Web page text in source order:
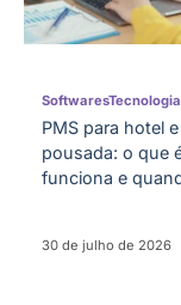
SoftwaresTecnologia
PMS para hotel e
pousada: o que
funciona e
30 de julho de 2026